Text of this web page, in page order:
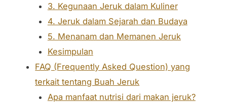
3. Kegunaan Jeruk dalam Kuliner
4. Jeruk dalam Sejarah dan Budaya
5. Menanam dan Memanen Jeruk
Kesimpulan
FAQ (Frequently Asked Question) yang
terkait tentang Buah Jeruk
Apa manfaat nutrisi dari makan jeruk?